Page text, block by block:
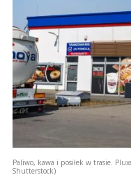
Paliwo, kawa i posiłek w trasie.
Shutterstock)